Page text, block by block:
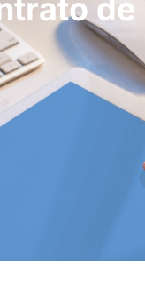
de